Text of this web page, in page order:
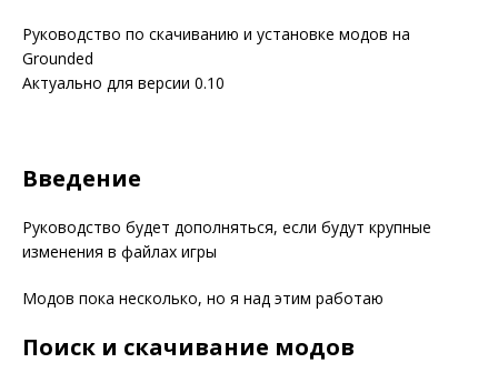
Руководство по скачиванию и установке модов на
Grounded
Актуально для версии 0.10
Введение
Руководство будет дополняться, если будут крупные
изменения в файлах игры
Модов пока несколько, но я над этим работаю
Поиск и скачивание модов